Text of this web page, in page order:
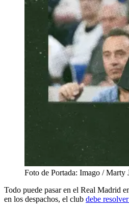
Foto de Portada: Imago / Marty
Todo puede pasar en el Real Madrid
en los despachos, el club debe